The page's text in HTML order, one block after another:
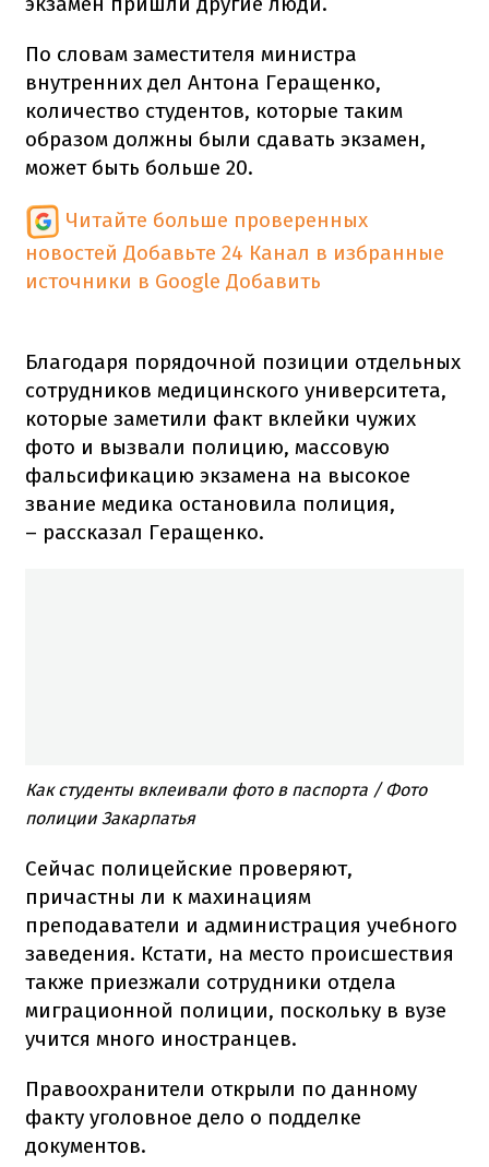
По словам заместителя министра
внутренних дел Антона Геращенко,
количество студентов, которые таким
образом должны были сдавать экзамен,
может быть больше 20.
Читайте больше проверенных
новостей Добавьте 24 Канал в избранные
источники в Google Добавить
Благодаря порядочной позиции отдельных
сотрудников медицинского университета,
которые заметили факт вклейки чужих
фото и вызвали полицию, массовую
фальсификацию экзамена на высокое
звание медика остановила полиция,
– рассказал Геращенко.
Как студенты вклеивали фото в паспорта / Фото
полиции Закарпатья
Сейчас полицейские проверяют,
причастны ли к махинациям
преподаватели и администрация учебного
заведения. Кстати, на место происшествия
также приезжали сотрудники отдела
миграционной полиции, поскольку в вузе
учится много иностранцев.
Правоохранители открыли по данному
факту уголовное дело о подделке
документов.